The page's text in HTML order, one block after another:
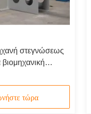
στεγνώσεως
τώρα